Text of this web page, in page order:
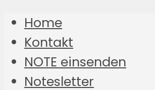
Home
Kontakt
NOTE einsenden
Notesletter